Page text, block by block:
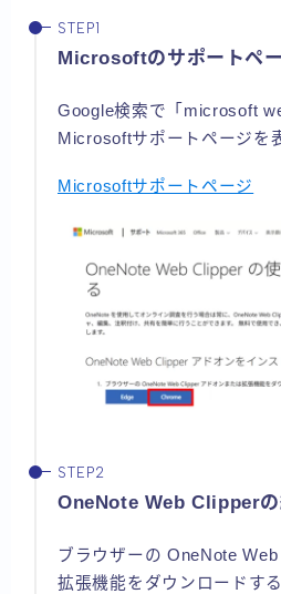
Microsoftのサポートペ
Google検索で「microsoft
Microsoftサポートページを
Microsoftサポートページ
OneNote Web Clipper
ブラウザーの OneNote
拡張機能をダウンロードする